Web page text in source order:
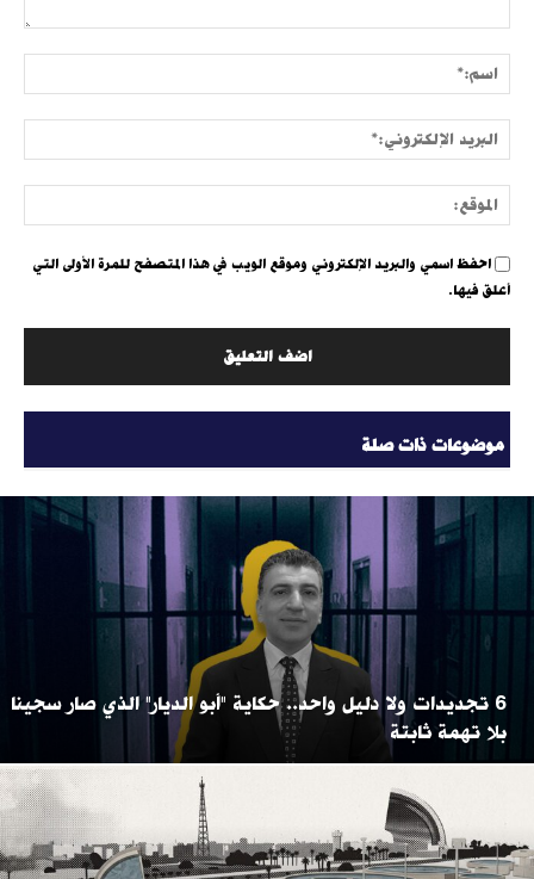
احفظ اسمي والبريد الإلكتروني وموقع الويب في هذا المتصفح للمرة الأولى التي
أعلق فيها.
موضوعات ذات صلة
6 تجديدات ولا دليل واحد.. حكاية "أبو الديار" الذي صار سجينا
بلا تهمة ثابتة